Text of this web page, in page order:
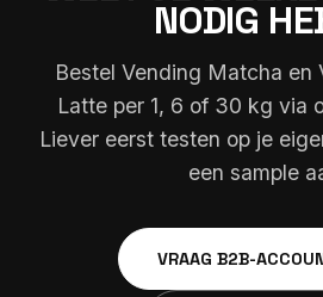
NODIG
Bestel Vending Matcha en
Latte per 1, 6 of 30 kg via
Liever eerst testen op je
een sample
VRAAG B2B-